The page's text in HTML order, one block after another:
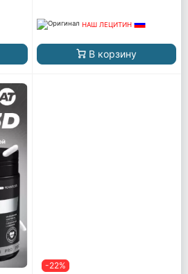
НАШ ЛЕЦИТИН
В корзину
-22%